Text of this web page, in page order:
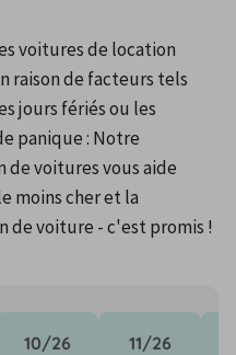
voitures de location
raison de facteurs tels
jours fériés ou les
panique : Notre
de voitures vous aide
moins cher et la
de voiture - c'est promis !
10/26 11/26